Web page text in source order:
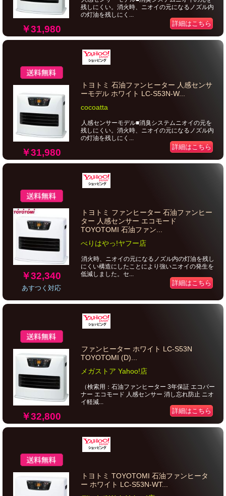
￥31,980
残しにくい。消火時、ニオイの元になるノズル内
の灯油を残しにく...
詳細はこちら
￥31,980
トヨトミ 石油ファンヒーター 人感センサ
ーモデル ホワイト LC-S53N-W...
cocoatta
人感センサーモデル■消臭システムニオイの元を
残しにくい。消火時、ニオイの元になるノズル内
の灯油を残しにく...
詳細はこちら
￥32,340
あすつく対応
トヨトミ ファンヒーター 石油ファンヒー
ター 人感センサー エコモード
TOYOTOMI 石油ファン...
べりはやっ!ヤフー店
消火時、ニオイの元になるノズル内の灯油を残し
にくい構造にしたことにより強いニオイの発生を
低減しました。セ...
詳細はこちら
￥32,800
ファンヒーター ホワイト LC-S53N
TOYOTOMI (D)...
メガストア Yahoo!店
（検索用：石油ファンヒーター 3年保証 エコバー
ナー エコモード 人感センサー 消し忘れ防止 ニオ
イ軽減...
詳細はこちら
トヨトミ TOYOTOMI 石油ファンヒータ
ー ホワイト LC-S53N-WT...